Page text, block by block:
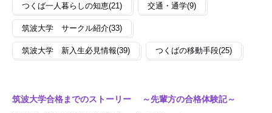
つくば一人暮らしの知恵(21) 交通・通学(9)
筑波大学 サークル紹介(33)
筑波大学 新入生必見情報(39) つくばの移動手段(25)
筑波大学合格までのストーリー ～先輩方の合格体験記～